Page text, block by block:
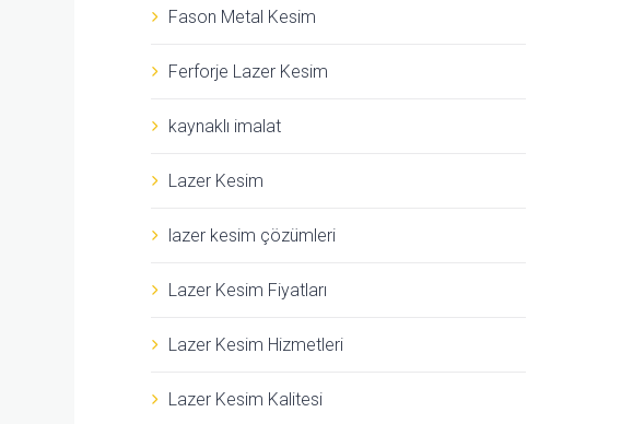
Fason Metal Kesim
Ferforje Lazer Kesim
kaynaklı imalat
Lazer Kesim
lazer kesim çözümleri
Lazer Kesim Fiyatları
Lazer Kesim Hizmetleri
Lazer Kesim Kalitesi